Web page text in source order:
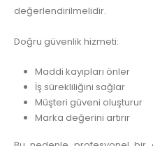
değerlendirilmelidir.
Doğru güvenlik hizmeti:
Maddi kayıpları önler
İş sürekliliğini sağlar
Müşteri güveni oluşturur
Marka değerini artırır